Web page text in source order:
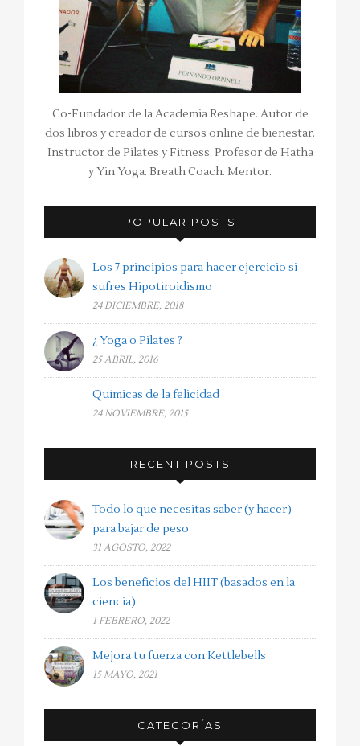
Co-Fundador de la Academia Reshape. Autor de
dos libros y creador de cursos online de bienestar.
Instructor de Pilates y Fitness. Profesor de Hatha
y Yin Yoga. Breath Coach. Mentor.
POPULAR POSTS
Los 7 principios para hacer ejercicio si
sufres Hipotiroidismo
24 DICIEMBRE, 2018
¿ Yoga o Pilates ?
25 ABRIL, 2016
Químicas de la felicidad
24 NOVIEMBRE, 2015
RECENT POSTS
Todo lo que necesitas saber (y hacer)
para bajar de peso
31 AGOSTO, 2022
Los beneficios del HIIT (basados en la
ciencia)
1 FEBRERO, 2022
Mejora tu fuerza con Kettlebells
15 MAYO, 2021
CATEGORÍAS